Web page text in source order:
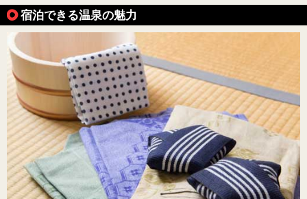
宿泊できる温泉の魅力